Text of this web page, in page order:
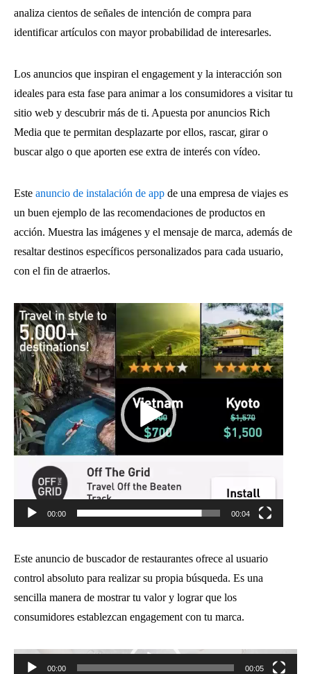
analiza cientos de señales de intención de compra para
identificar artículos con mayor probabilidad de interesarles.
Los anuncios que inspiran el engagement y la interacción son
ideales para esta fase para animar a los consumidores a visitar tu
sitio web y descubrir más de ti. Apuesta por anuncios Rich
Media que te permitan desplazarte por ellos, rascar, girar o
buscar algo o que aporten ese extra de interés con vídeo.
Este anuncio de instalación de app de una empresa de viajes es
un buen ejemplo de las recomendaciones de productos en
acción. Muestra las imágenes y el mensaje de marca, además de
resaltar destinos específicos personalizados para cada usuario,
con el fin de atraerlos.
Reproductor
de
vídeo
00:00 00:04
Este anuncio de buscador de restaurantes ofrece al usuario
control absoluto para realizar su propia búsqueda. Es una
sencilla manera de mostrar tu valor y lograr que los
consumidores establezcan engagement con tu marca.
Reproductor
00:00 00:05